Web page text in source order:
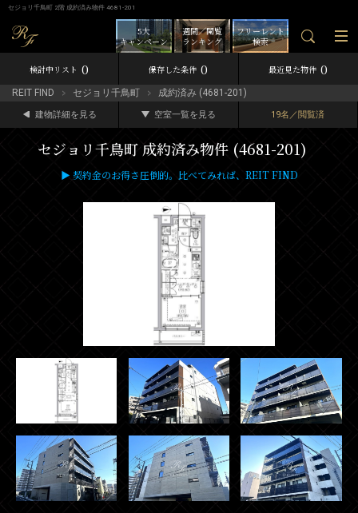
セジョリ千鳥町 2階 成約済み物件 4681-201
フリーレント
検索
週間／閲覧
ランキング
5大
キャンペーン
検討中リスト 0 保存した条件 0 最近見た物件 0
REIT FIND セジョリ千鳥町 成約済み (4681-201)
建物詳細を見る 空室一覧を見る 19名／閲覧済
セジョリ千鳥町 成約済み物件 (4681-201)
▶ 契約金のお得さ圧倒的。比べてみれば、REIT FIND